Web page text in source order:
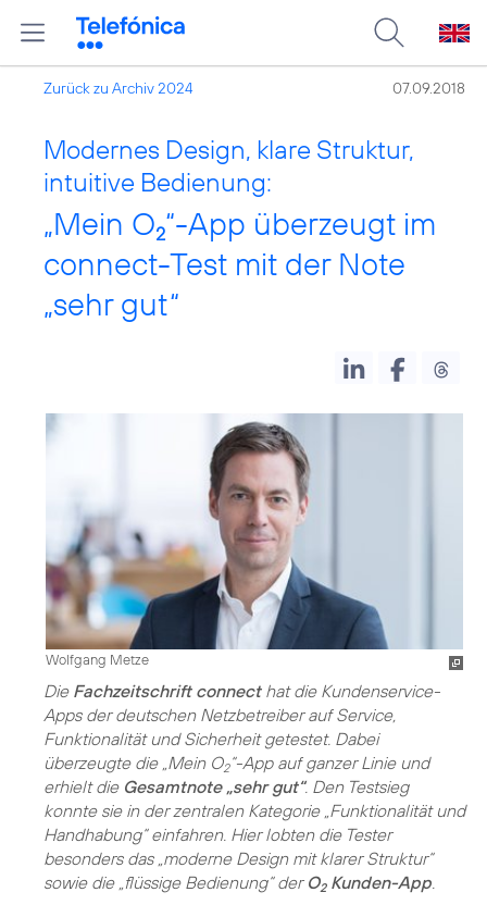
Zurück zu Archiv 2024 07.09.2018
Modernes Design, klare Struktur,
intuitive Bedienung:
„Mein O2“-App überzeugt im
connect-Test mit der Note
„sehr gut“
Wolfgang Metze
Die Fachzeitschrift connecthat die Kundenservice-
Apps der deutschen Netzbetreiber auf Service,
Funktionalität und Sicherheit getestet. Dabei
überzeugte die „Mein O2“-App auf ganzer Linie und
erhielt die Gesamtnote „sehr gut“. Den Testsieg
konnte sie in der zentralen Kategorie „Funktionalität und
Handhabung“ einfahren. Hier lobten die Tester
besonders das „moderne Design mit klarer Struktur“
sowie die „flüssige Bedienung“ der O2Kunden-App